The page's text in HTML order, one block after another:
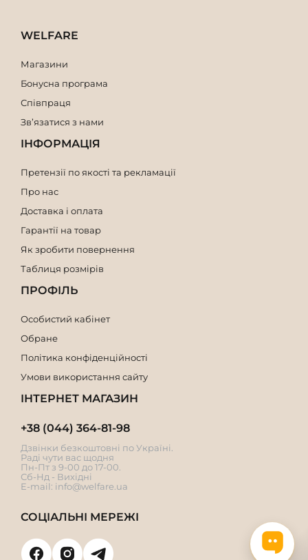
WELFARE
Магазини
Бонусна програма
Співпраця
Зв’язатися з нами
ІНФОРМАЦІЯ
Претензії по якості та рекламації
Про нас
Доставка і оплата
Гарантії на товар
Як зробити повернення
Таблиця розмірів
ПРОФІЛЬ
Особистий кабінет
Обране
Політика конфіденційності
Умови використання сайту
ІНТЕРНЕТ МАГАЗИН
+38 (044) 364-81-98
Дзвінки безкоштовні по Україні.
Раді чути вас щодня
Пн-Пт з 9-00 до 17-00.
Сб-Нд - Вихідні
E-mail: info@welfare.ua
СОЦІАЛЬНІ МЕРЕЖІ